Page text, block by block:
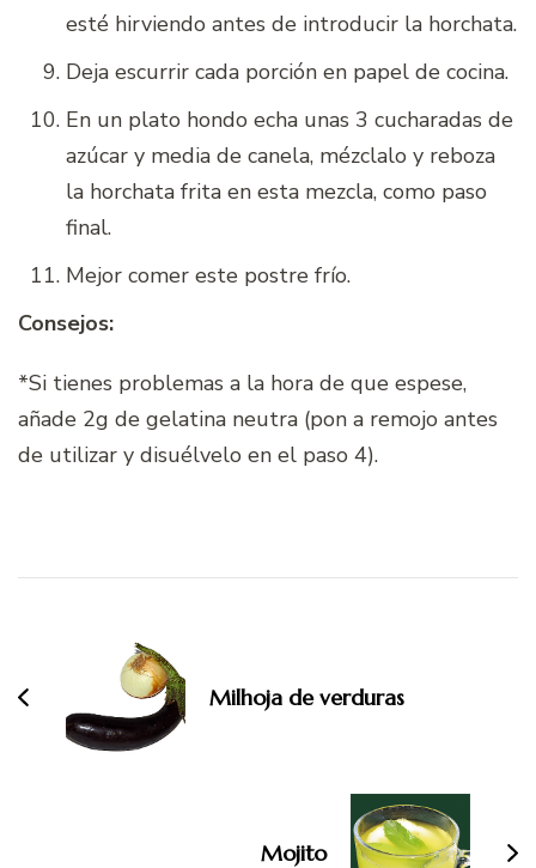
esté hirviendo antes de introducir la horchata.
Deja escurrir cada porción en papel de cocina.
En un plato hondo echa unas 3 cucharadas de
azúcar y media de canela, mézclalo y reboza
la horchata frita en esta mezcla, como paso
final.
Mejor comer este postre frío.
Consejos:
*Si tienes problemas a la hora de que espese,
añade 2g de gelatina neutra (pon a remojo antes
de utilizar y disuélvelo en el paso 4).
entradas
Milhoja de verduras
Mojito